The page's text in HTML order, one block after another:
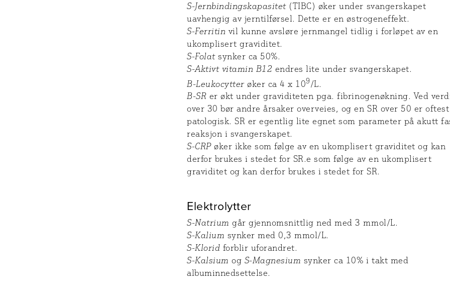
S-Jernbindingskapasitet(TIBC) øker under svangerskapet
uavhengig av jerntilførsel. Dette er en østrogeneffekt.
S-Ferritin vil kunne avsløre jernmangel tidlig i forløpet av en
ukomplisert graviditet.
S-Folatsynker ca 50%.
S-Aktivt vitamin B12 endres lite under svangerskapet.
B-Leukocytterøker ca 4 x 109/L.
B-SR er økt under graviditeten pga. fibrinogenøkning. Ved
over 30 bør andre årsaker overveies, og en SR over 50 er oftest
patologisk. SR er egentlig lite egnet som parameter på akutt
reaksjon i svangerskapet.
S-CRPøker ikke som følge av en ukomplisert graviditet og kan
derfor brukes i stedet for SR.e som følge av en ukomplisert
graviditet og kan derfor brukes i stedet for SR.
Elektrolytter
S-Natrium går gjennomsnittlig ned med 3 mmol/L.
S-Kalium synker med 0,3 mmol/L.
S-Klorid forblir uforandret.
S-Kalsium og S-Magnesium synker ca 10% i takt med
albuminnedsettelse.